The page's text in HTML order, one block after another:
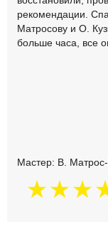
рекомендации.
Матросову и О.
больше часа, все
Мастер: В.